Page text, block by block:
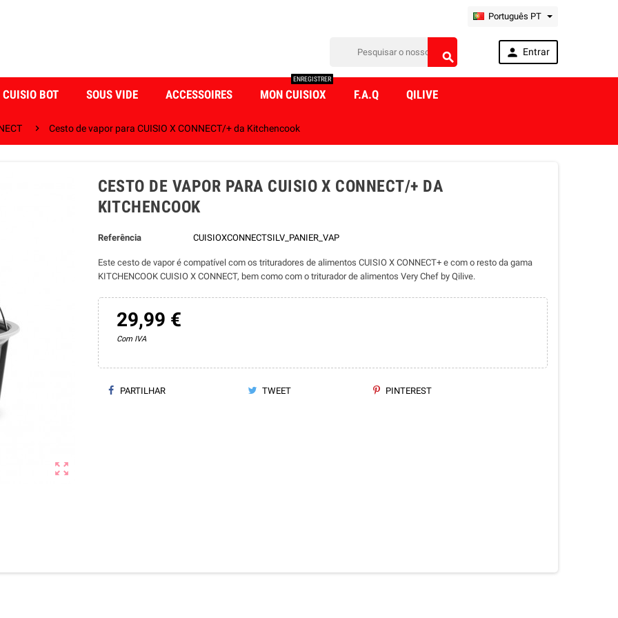
Português PT
  Entrar
CUISIO BOT SOUS VIDE ACCESSOIRES MON CUISIOX
ENREGISTRER
F.A.Q QILIVE
 Cesto de vapor para CUISIO X CONNECT/+ da Kitchencook

CESTO DE VAPOR PARA CUISIO X CONNECT/+ DA
KITCHENCOOK
Referência CUISIOXCONNECTSILV_PANIER_VAP
Este cesto de vapor é compatível com os trituradores de alimentos CUISIO X CONNECT+ e com o resto da gama
KITCHENCOOK CUISIO X CONNECT, bem como com o triturador de alimentos Very Chef by Qilive.
29,99 €
Com IVA
PARTILHAR TWEET PINTEREST